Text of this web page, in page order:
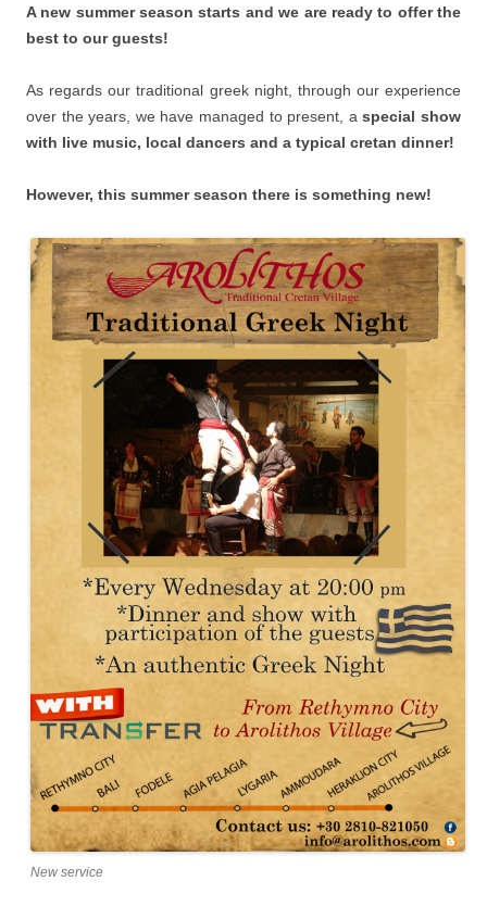
A new summer season starts and we are ready to offer the
best to our guests!
As regards our traditional greek night, through our experience
over the years, we have managed to present, aspecial show
with live music, local dancers and a typical cretan dinner!
However, this summer season there is something new!
New service